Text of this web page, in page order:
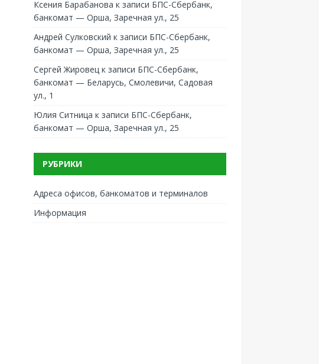
Ксения Барабанова к записи БПС-Сбербанк,
банкомат — Орша, Заречная ул., 25
Андрей Сулковский к записи БПС-Сбербанк,
банкомат — Орша, Заречная ул., 25
Сергей Жировец к записи БПС-Сбербанк,
банкомат — Беларусь, Смолевичи, Садовая
ул., 1
Юлия Ситница к записи БПС-Сбербанк,
банкомат — Орша, Заречная ул., 25
РУБРИКИ
Адреса офисов, банкоматов и терминалов
Информация